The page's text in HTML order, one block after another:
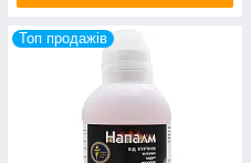
Топ продажів